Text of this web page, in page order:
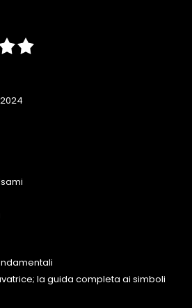
la guida completa ai simboli